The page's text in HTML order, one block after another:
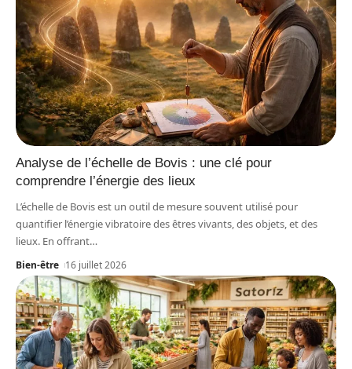
Analyse de l’échelle de Bovis : une clé pour
comprendre l’énergie des lieux
L’échelle de Bovis est un outil de mesure souvent utilisé pour
quantifier l’énergie vibratoire des êtres vivants, des objets, et des
lieux. En offrant…
Bien-être 16 juillet 2026